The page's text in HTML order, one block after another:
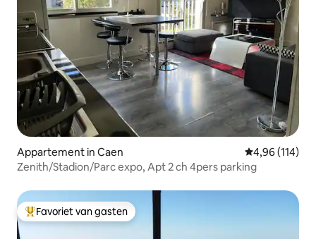
Appartement in Caen Gemiddelde
4,96 (114)
Zenith/Stadion/Parc expo, Apt 2 ch 4pers parking
Topfavoriet van gasten
Favoriet van gasten